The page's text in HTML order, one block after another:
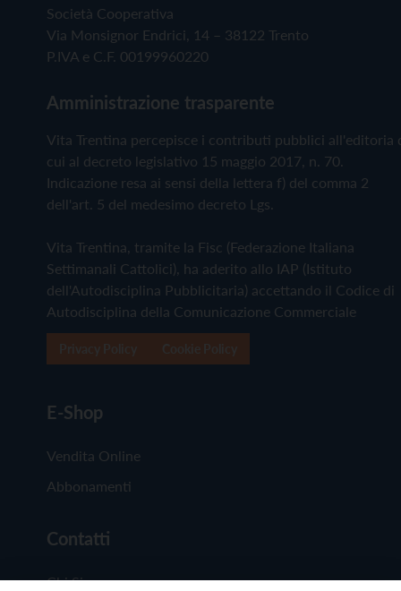
Società Cooperativa
Via Monsignor Endrici, 14 – 38122 Trento
P.IVA e C.F. 00199960220
Amministrazione trasparente
Vita Trentina percepisce i contributi pubblici all'editoria
cui al decreto legislativo 15 maggio 2017, n. 70.
Indicazione resa ai sensi della lettera f) del comma 2
dell'art. 5 del medesimo decreto Lgs.
Vita Trentina, tramite la Fisc (Federazione Italiana
Settimanali Cattolici), ha aderito allo IAP (Istituto
dell'Autodisciplina Pubblicitaria) accettando il Codice di
Autodisciplina della Comunicazione Commerciale
E-Shop
Vendita Online
Abbonamenti
Contatti
Chi Siamo